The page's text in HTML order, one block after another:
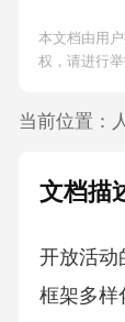
本文档由用
权，请进行
当前位置：
文档描
开放活动
框架多样